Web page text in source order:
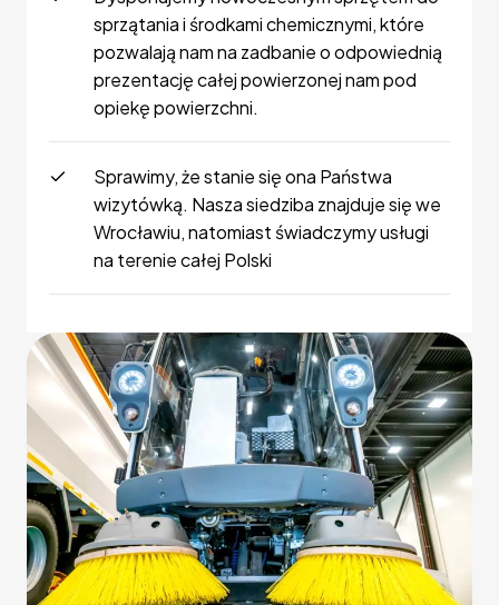
sprzątania i środkami chemicznymi, które
pozwalają nam na zadbanie o odpowiednią
prezentację całej powierzonej nam pod
opiekę powierzchni.
Sprawimy, że stanie się ona Państwa
wizytówką. Nasza siedziba znajduje się we
Wrocławiu, natomiast świadczymy usługi
na terenie całej Polski